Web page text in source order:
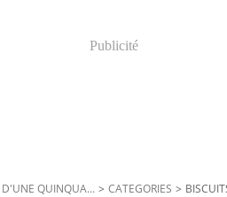
Publicité
D'UNE QUINQUA... > CATEGORIES >